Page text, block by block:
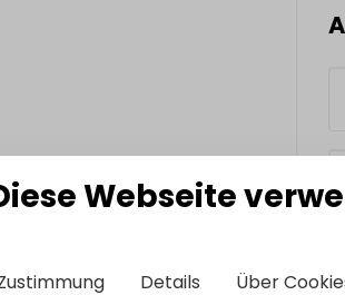
Webseite
Details Über